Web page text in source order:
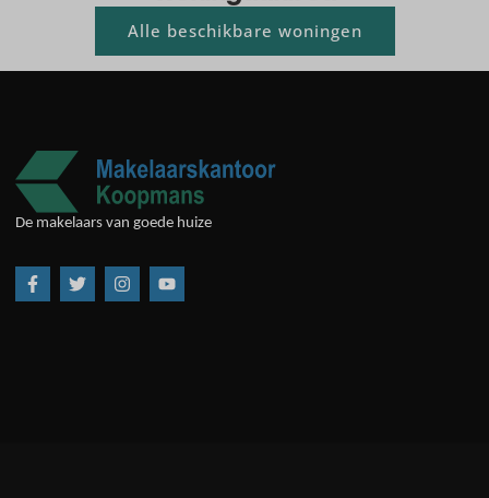
Alle beschikbare woningen
De makelaars van goede huize